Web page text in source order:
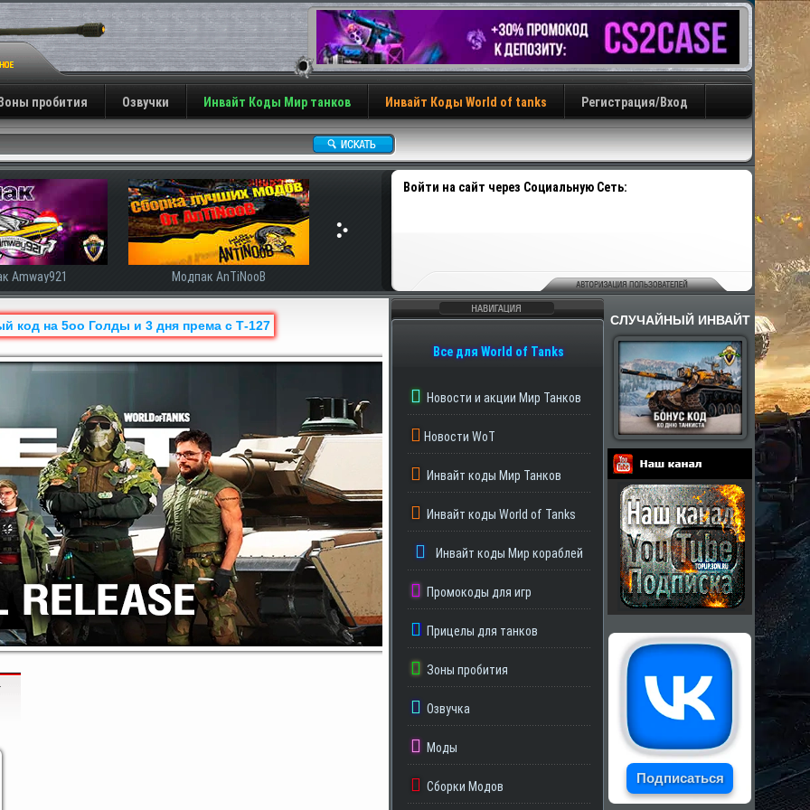
пробития Озвучки Инвайт Коды Мир танков Инвайт Коды World of tanks Регистрация/Вход
Войти на сайт через Социальную Сеть:
AnTiNooB Модпак Корбена
СЛУЧАЙНЫЙ ИНВАЙТ
Партнеры
Подписаться
Навигация
Все для World of Tanks
Новости и акции Мир Танков
Новости WoT
Инвайт коды Мир Танков
Инвайт коды World of Tanks
Инвайт коды Мир кораблей
Промокоды для игр
Прицелы для танков
Зоны пробития
Озвучка
Моды
Сборки Модов
код на 5оо Голды и 3 дня према с Т-127